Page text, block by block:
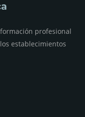
profesional
establecimientos